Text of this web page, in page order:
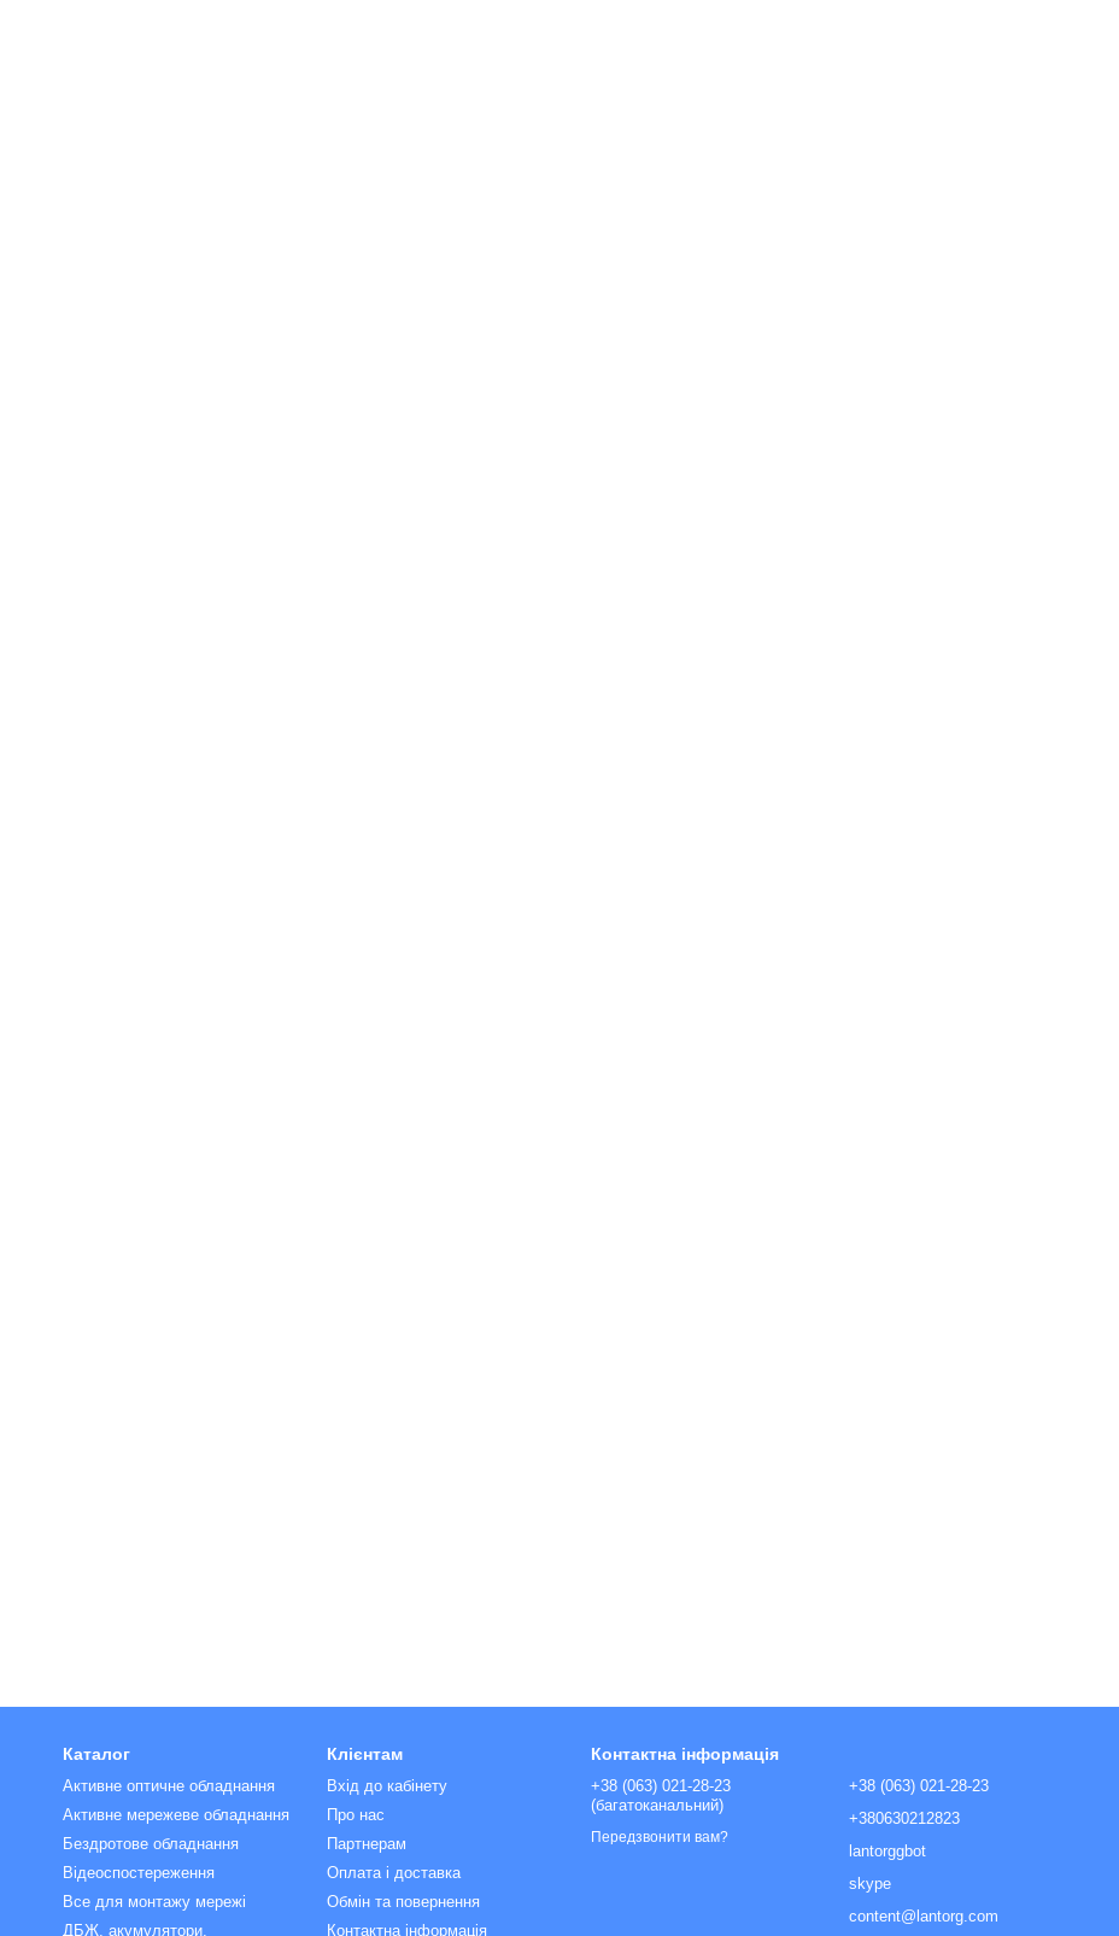
Каталог
Активне оптичне обладнання
Активне мережеве обладнання
Бездротове обладнання
Відеоспостереження
Все для монтажу мережі
ДБЖ, акумулятори,
Клієнтам
Вхід до кабінету
Про нас
Партнерам
Оплата і доставка
Обмін та повернення
Контактна інформація
Контактна інформація
+38 (063) 021-28-23
(багатоканальний)
Передзвонити вам?
+38 (063) 021-28-23
+380630212823
lantorggbot
skype
content@lantorg.com